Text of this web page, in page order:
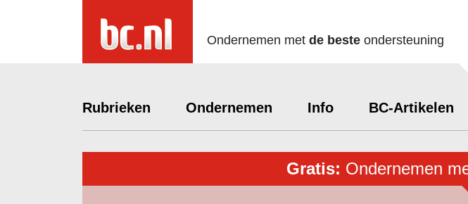
Ondernemen met de beste ondersteuning
Rubrieken Ondernemen Info BC-Artikelen
Gratis: Ondernemen